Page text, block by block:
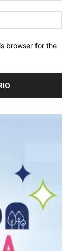
browser for the